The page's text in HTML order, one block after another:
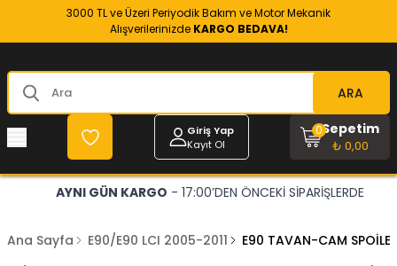
3000 TL ve Üzeri Periyodik Bakım ve Motor Mekanik
Alışverilerinizde KARGO BEDAVA!
ARA
Giriş Yap
Kayıt Ol
Sepetim
₺ 0,00
0
AYNI GÜN KARGO - 17:00’DEN ÖNCEKİ SİPARİŞLERDE
Ana Sayfa E90/E90 LCI 2005-2011 E90 TAVAN-CAM